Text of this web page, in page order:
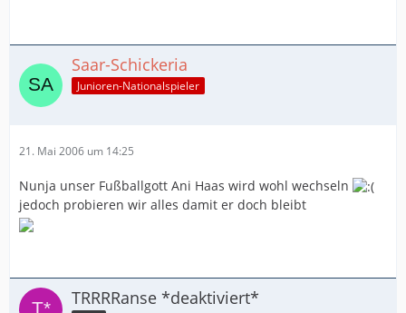
Saar-Schickeria
Junioren-Nationalspieler
21. Mai 2006 um 14:25
Nunja unser Fußballgott Ani Haas wird wohl wechseln
jedoch probieren wir alles damit er doch bleibt
TRRRRanse *deaktiviert*